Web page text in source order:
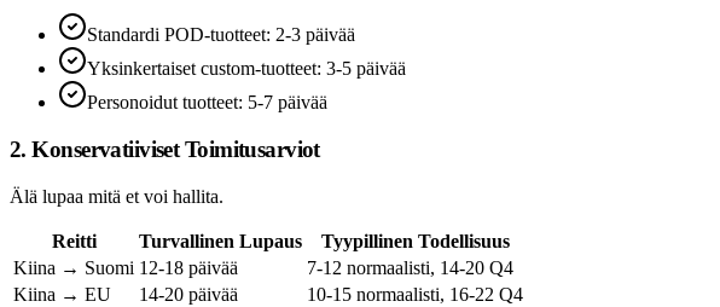
Standardi POD-tuotteet: 2-3 päivää
Yksinkertaiset custom-tuotteet: 3-5 päivää
Personoidut tuotteet: 5-7 päivää
2. Konservatiiviset Toimitusarviot
Älä lupaa mitä et voi hallita.
Reitti Turvallinen Lupaus
Tyypillinen Todellisuus
Kiina → Suomi 12-18 päivää
7-12 normaalisti, 14-20 Q4
Kiina → EU
14-20 päivää 10-15 normaalisti, 16-22 Q4